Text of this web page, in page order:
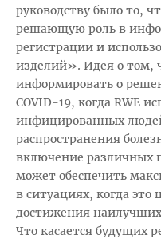
руководству было то,
решающую роль в
регистрации и
изделий». Идея о том,
информировать о
COVID-19, когда RWE
инфицированных
распространения
включение различных
может обеспечить
в ситуациях, когда это
достижения
Что касается будущих